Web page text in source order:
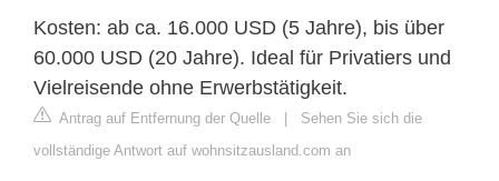
Kosten: ab ca. 16.000 USD (5 Jahre), bis über
60.000 USD (20 Jahre). Ideal für Privatiers und
Vielreisende ohne Erwerbstätigkeit.
Antrag auf Entfernung der Quelle | Sehen Sie sich die
vollständige Antwort auf wohnsitzausland.com an